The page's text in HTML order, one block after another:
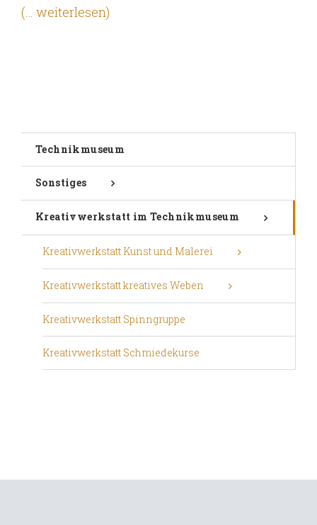
(… weiterlesen)
Technikmuseum
Sonstiges
Kreativwerkstatt im Technikmuseum
Kreativwerkstatt Kunst und Malerei
Kreativwerkstatt kreatives Weben
Kreativwerkstatt Spinngruppe
Kreativwerkstatt Schmiedekurse